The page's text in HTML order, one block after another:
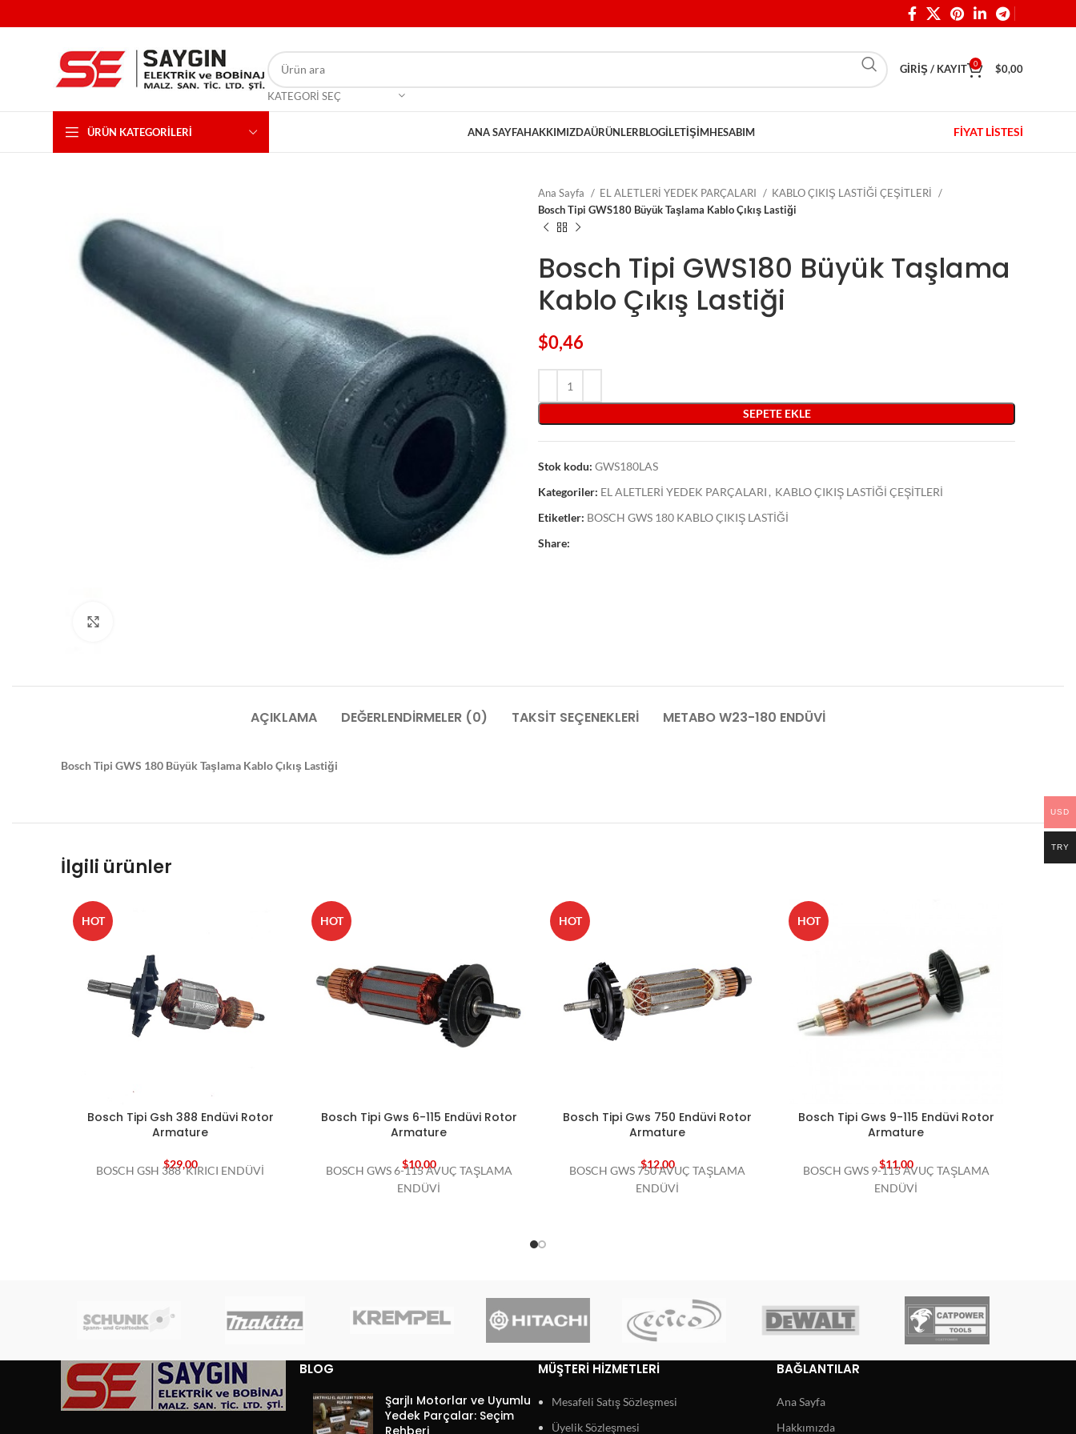
KATEGORI SEÇ
GIRIŞ / KAYIT 0 $0,00
ÜRÜN KATEGORILERI ANA SAYFAHAKKIMIZDAÜRÜNLERBLOGİLETIŞIMHESABIM FİYAT LİSTESİ
Ana Sayfa EL ALETLERİ YEDEK PARÇALARI
KABLO ÇIKIŞ LASTİĞİ ÇEŞİTLERİ
Bosch Tipi GWS180 Büyük Taşlama Kablo Çıkış Lastiği
Bosch Tipi GWS180 Büyük Taşlama
Kablo Çıkış Lastiği
$0,46
SEPETE EKLE
Stok kodu: GWS180LAS
Kategoriler: EL ALETLERİ YEDEK PARÇALARI , KABLO ÇIKIŞ LASTİĞİ ÇEŞİTLERİ
Etiketler: BOSCH GWS 180 KABLO ÇIKIŞ LASTİĞİ
Share:
AÇIKLAMA DEĞERLENDIRMELER (0) TAKSIT SEÇENEKLERI METABO W23-180 ENDÜVİ
Bosch Tipi GWS 180 Büyük Taşlama Kablo Çıkış Lastiği
İlgili ürünler
HOT
Bosch Tipi Gsh 388 Endüvi Rotor
Armature
$29,00
BOSCH GSH 388 KIRICI ENDÜVİ
HOT
Bosch Tipi Gws 6-115 Endüvi Rotor
Armature
$10,00
BOSCH GWS 6-115 AVUÇ TAŞLAMA
ENDÜVİ
HOT
Bosch Tipi Gws 750 Endüvi Rotor
Armature
$12,00
BOSCH GWS 750 AVUÇ TAŞLAMA
ENDÜVİ
HOT
Bosch Tipi Gws 9-115 Endüvi Rotor
Armature
$11,00
BOSCH GWS 9-115 AVUÇ TAŞLAMA
ENDÜVİ
BLOG
Şarjlı Motorlar ve Uyumlu
Yedek Parçalar: Seçim
Rehberi
MÜŞTERI HIZMETLERI
Mesafeli Satış Sözleşmesi
Üyelik Sözleşmesi
BAĞLANTILAR
Ana Sayfa
Hakkımızda
USD
TRY